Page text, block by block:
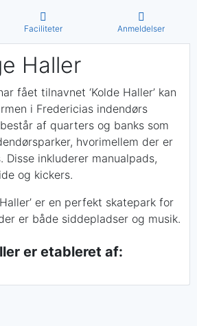
Faciliteter Anmeldelser
Haller
fået tilnavnet ‘Kolde Haller’ kan
i Fredericias indendørs
af quarters og banks som
hvorimellem der er
Disse inkluderer manualpads,
og kickers.
er en perfekt skatepark for
er både siddepladser og musik.
er etableret af: